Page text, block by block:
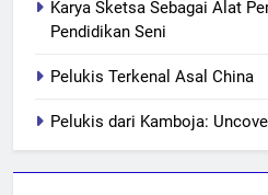
Karya Sketsa Sebagai Alat
Pendidikan Seni
Pelukis Terkenal Asal China
Pelukis dari Kamboja: